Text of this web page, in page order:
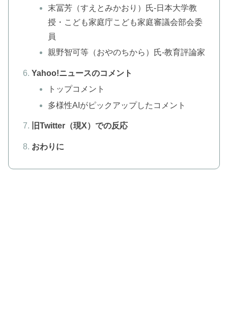
末冨芳（すえとみかおり）氏-日本大学教
授・こども家庭庁こども家庭審議会部会委
員
親野智可等（おやのちから）氏-教育評論家
Yahoo!ニュースのコメント
トップコメント
多様性AIがピックアップしたコメント
旧Twitter（現X）での反応
おわりに